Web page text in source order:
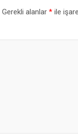
Gerekli alanlar * ile